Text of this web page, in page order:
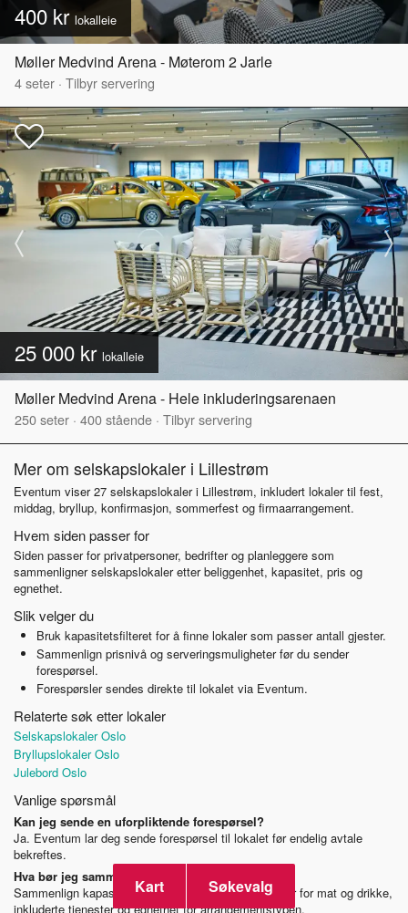
400 kr lokalleie
Møller Medvind Arena - Møterom 2 Jarle
4seter · Tilbyr servering
25 000 kr lokalleie
Møller Medvind Arena - Hele inkluderingsarenaen
250seter · 400stående · Tilbyr servering
Mer om selskapslokaler i Lillestrøm
Eventum viser 27 selskapslokaler i Lillestrøm, inkludert lokaler til fest,
middag, bryllup, konfirmasjon, sommerfest og firmaarrangement.
Hvem siden passer for
Siden passer for privatpersoner, bedrifter og planleggere som
sammenligner selskapslokaler etter beliggenhet, kapasitet, pris og
egnethet.
Slik velger du
Bruk kapasitetsfilteret for å finne lokaler som passer antall gjester.
Sammenlign prisnivå og serveringsmuligheter før du sender
forespørsel.
Forespørsler sendes direkte til lokalet via Eventum.
Relaterte søk etter lokaler
Selskapslokaler Oslo
Bryllupslokaler Oslo
Julebord Oslo
Vanlige spørsmål
Kan jeg sende en uforpliktende forespørsel?
Ja. Eventum lar deg sende forespørsel til lokalet før endelig avtale
bekreftes.
Hva bør jeg sammenligne før jeg velger lokale?
Sammenlign kapasitet, beliggenhet, prismodell, regler for mat og drikke,
inkluderte tjenester og egnethet for arrangementstypen.
Kart Søkevalg